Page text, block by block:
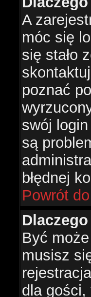
A
móc się
się stało
poznać
swój login
są
błędnej
Powrót
Być
musisz
dla gości,